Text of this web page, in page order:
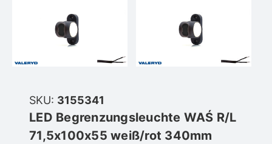
SKU: 3155341
LED Begrenzungsleuchte WAŚ R/L
71,5x100x55 weiß/rot 340mm